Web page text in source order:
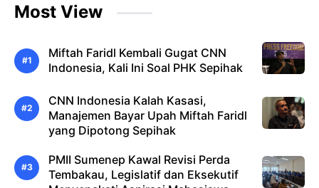
Most View
Miftah Faridl Kembali Gugat CNN
Indonesia, Kali Ini Soal PHK Sepihak
CNN Indonesia Kalah Kasasi,
Manajemen Bayar Upah Miftah Faridl
yang Dipotong Sepihak
PMII Sumenep Kawal Revisi Perda
Tembakau, Legislatif dan Eksekutif